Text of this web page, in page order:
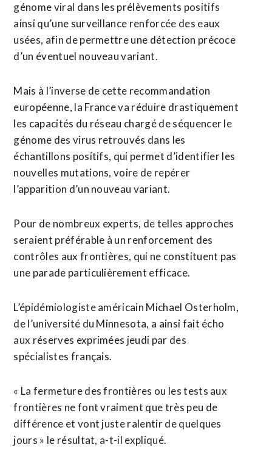
génome viral dans les prélèvements positifs
ainsi qu’une surveillance renforcée des eaux
usées, afin de permettre une détection précoce
d’un éventuel nouveau variant.
Mais à l’inverse de cette recommandation
européenne, la France va réduire drastiquement
les capacités du réseau chargé de séquencer le
génome des virus retrouvés dans les
échantillons positifs, qui permet d’identifier les
nouvelles mutations, voire de repérer
l’apparition d’un nouveau variant.
Pour de nombreux experts, de telles approches
seraient préférable à un renforcement des
contrôles aux frontières, qui ne constituent pas
une parade particulièrement efficace.
L’épidémiologiste américain Michael Osterholm,
de l’université du Minnesota, a ainsi fait écho
aux réserves exprimées jeudi par des
spécialistes français.
« La fermeture des frontières ou les tests aux
frontières ne font vraiment que très peu de
différence et vont juste ralentir de quelques
jours » le résultat, a-t-il expliqué.